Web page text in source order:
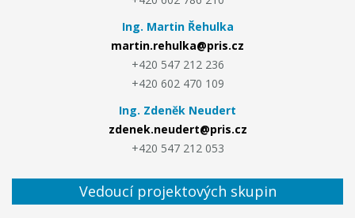
Ing. Martin Řehulka
martin.rehulka@pris.cz
+420 547 212 236
+420 602 470 109
Ing. Zdeněk Neudert
zdenek.neudert@pris.cz
+420 547 212 053
Vedoucí projektových skupin